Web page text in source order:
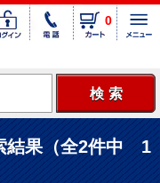
0
結果（全2件中 1